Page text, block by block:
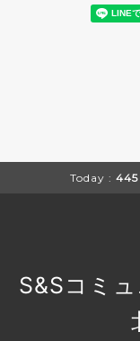
Today : 445
S&Sコミ